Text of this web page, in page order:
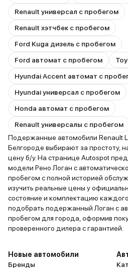
Renault универсал с пробегом
Renault хэтчбек с пробегом
Ford Kuga дизель с пробегом
Ford автомат с пробегом
Hyundai Accent автомат с
Hyundai универсал с пробегом
Honda автомат с пробегом
Renault универсалы с пробегом
Подержанные автомобили Renault
Белгороде выбирают за простоту,
цену б/у. На странице Autospot
модели Рено Логан с
пробегом с полной историей
изучить реальные цены у
состояние и комплектацию
подобрать подержанный Логан с
пробегом для города, оформив
проверенного дилера с гарантией.
Новые автомобили
Бренды